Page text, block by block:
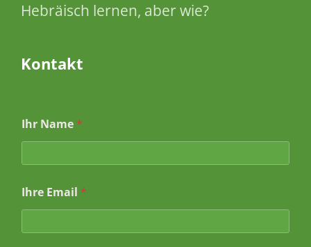
Hebräisch lernen, aber wie?
Kontakt
Ihr Name *
Ihre Email *